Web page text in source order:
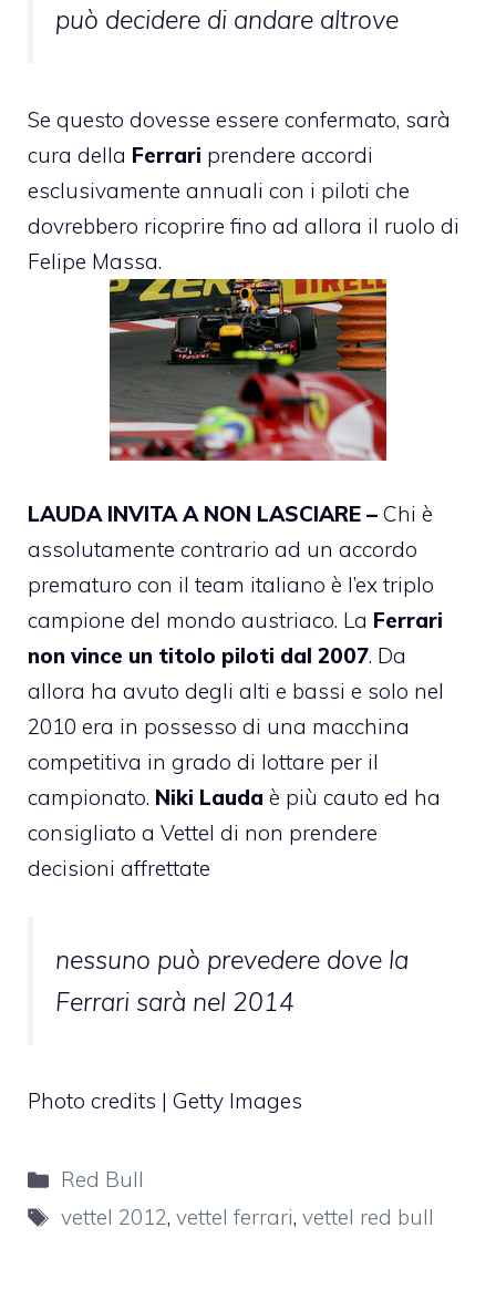
può decidere di andare altrove
Se questo dovesse essere confermato, sarà
cura della Ferrari prendere accordi
esclusivamente annuali con i piloti che
dovrebbero ricoprire fino ad allora il ruolo di
Felipe Massa.
LAUDA INVITA A NON LASCIARE – Chi è
assolutamente contrario ad un accordo
prematuro con il team italiano è l’ex triplo
campione del mondo austriaco. La Ferrari
non vince un titolo piloti dal 2007. Da
allora ha avuto degli alti e bassi e solo nel
2010 era in possesso di una macchina
competitiva in grado di lottare per il
campionato. Niki Lauda è più cauto ed ha
consigliato a Vettel di non prendere
decisioni affrettate
nessuno può prevedere dove la
Ferrari sarà nel 2014
Photo credits | Getty Images
Categorie
Red Bull
Tag
vettel 2012,vettel ferrari,vettel red bull